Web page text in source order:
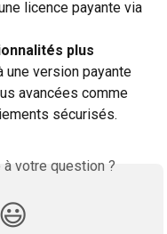
licence payante via
plus
une version payante
avancées comme
sécurisés.
votre question ?
😃